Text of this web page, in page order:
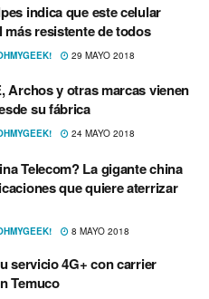
indica que este celular
más resistente de todos
29 MAYO 2018
Archos y otras marcas vienen
su fábrica
24 MAYO 2018
Telecom? La gigante china
que quiere aterrizar
8 MAYO 2018
servicio 4G+ con carrier
Temuco